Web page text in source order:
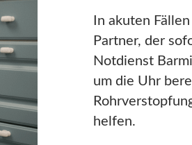
In akuten
Partner, der
Notdienst
um die Uhr
helfen.